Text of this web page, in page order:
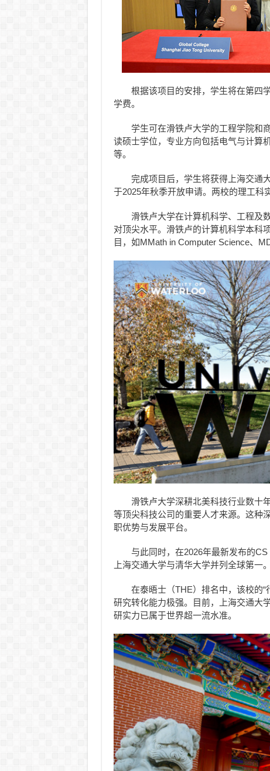
根据该项目的安排，学生将在第四
学费。
学生可在滑铁卢大学的工程学院和
读硕士学位，专业方向包括电气与计算
等。
完成项目后，学生将获得上海交通
于2025年秋季开放申请。两校的理工科
滑铁卢大学在计算机科学、工程及
对顶尖水平。滑铁卢的计算机科学本科
目，如MMath in Computer Science、
滑铁卢大学深耕北美科技行业数十
等顶尖科技公司的重要人才来源。这种
职优势与发展平台。
与此同时，在2026年最新发布的
上海交通大学与清华大学并列全球第一。
在泰晤士（THE）排名中，该校的
研究转化能力极强。目前，上海交通大
研实力已属于世界超一流水准。